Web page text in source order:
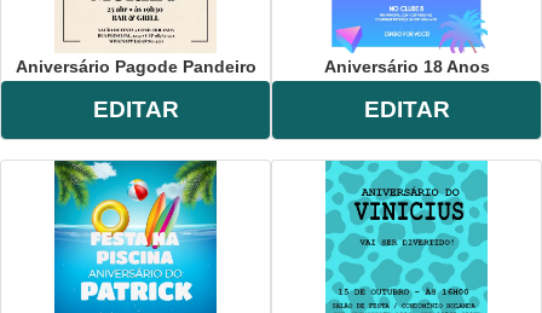
Aniversário Pagode Pandeiro
EDITAR
Aniversário 18 Anos
EDITAR